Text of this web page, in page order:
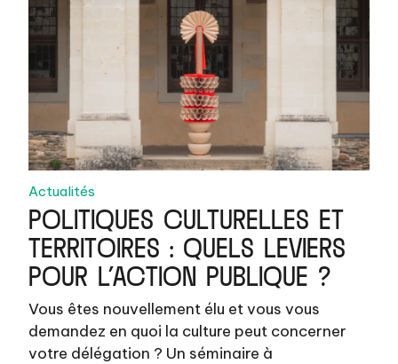
Actualités
POLITIQUES CULTURELLES ET
TERRITOIRES : QUELS LEVIERS
POUR L’ACTION PUBLIQUE ?
Vous êtes nouvellement élu et vous vous
demandez en quoi la culture peut concerner
votre délégation ? Un séminaire à